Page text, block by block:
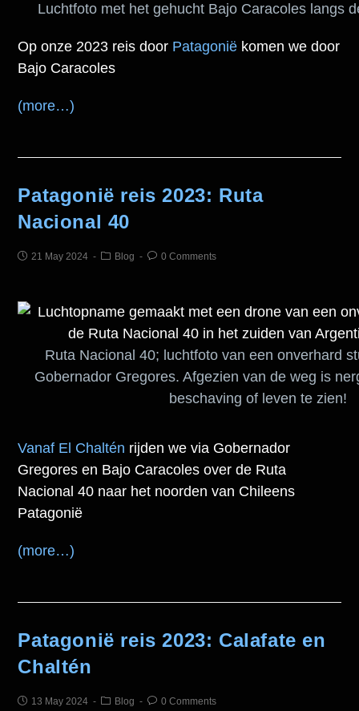
Luchtfoto met het gehucht Bajo Caracoles langs
Op onze 2023 reis door Patagonië komen we door
Bajo Caracoles
(more…)
Patagonië reis 2023: Ruta
Nacional 40
21 May 2024 Blog 0 Comments
Ruta Nacional 40; luchtfoto van een onverhard
Gobernador Gregores. Afgezien van de weg is
beschaving of leven te zien!
Vanaf El Chaltén rijden we via Gobernador
Gregores en Bajo Caracoles over de Ruta
Nacional 40 naar het noorden van Chileens
Patagonië
(more…)
Patagonië reis 2023: Calafate en
Chaltén
13 May 2024 Blog 0 Comments